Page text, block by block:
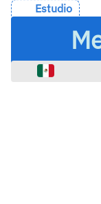
Estudio